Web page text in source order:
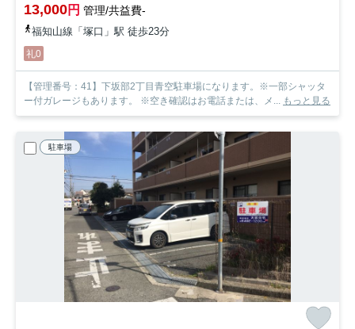
13,000円 管理/共益費-
福知山線「塚口」駅 徒歩23分
礼0
【管理番号：41】下坂部2丁目青空駐車場になります。※一部シャッタ
ー付ガレージもあります。 ※空き確認はお電話または、メ... もっと見る
駐車場